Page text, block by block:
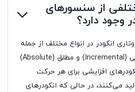
از سنسورهای
وجود دارد؟
انکودر در انواع مختلف از جمله
انکودرهای افزایشی (Incremental) و مطلق (Absolute)
افزایشی برای هر حرکت
می‌کنند، در حالی که انکودرهای